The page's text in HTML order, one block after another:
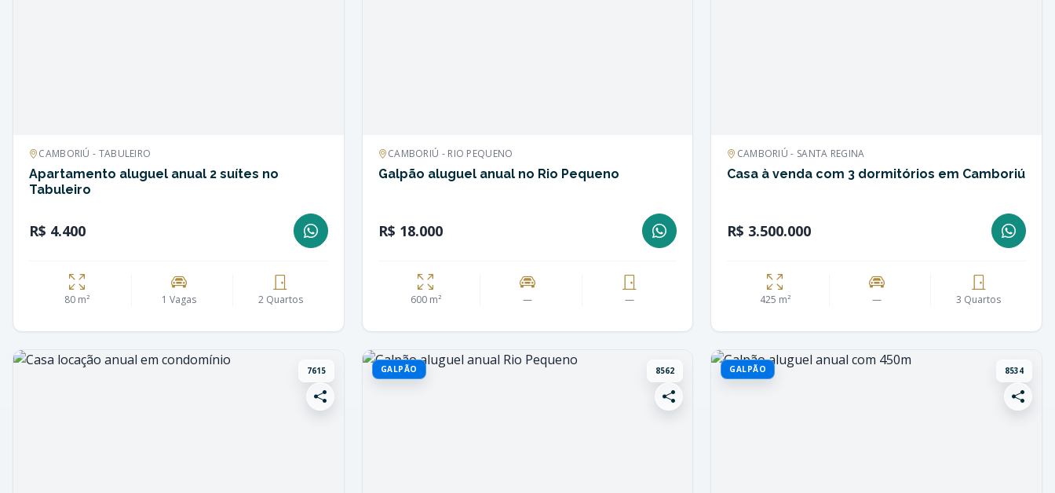
CAMBORIÚ - TABULEIRO
Apartamento aluguel anual 2 suítes no
Tabuleiro
R$ 4.400
80 m² 1 Vagas 2 Quartos
CAMBORIÚ - RIO PEQUENO
Galpão aluguel anual no Rio Pequeno
R$ 18.000
600 m² — —
CAMBORIÚ - SANTA REGINA
Casa à venda com 3 dormitórios em Camboriú
R$ 3.500.000
425 m² — 3 Quartos
7615 GALPÃO 8562 GALPÃO 8534